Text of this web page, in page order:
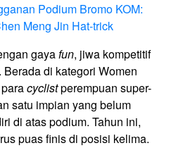
Podium Bromo KOM:
Meng Jin Hat-trick
gayafun, jiwa kompetitif
di kategori Women
cyclistperempuan super-
satu impian yang belum
di atas podium. Tahun ini,
puas finis di posisi kelima.